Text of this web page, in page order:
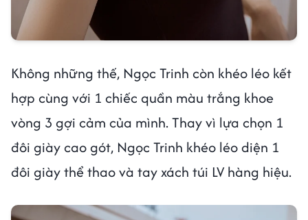
Không những thế, Ngọc Trinh còn khéo léo kết
hợp cùng với 1 chiếc quần màu trắng khoe
vòng 3 gợi cảm của mình. Thay vì lựa chọn 1
đôi giày cao gót, Ngọc Trinh khéo léo diện 1
đôi giày thể thao và tay xách túi LV hàng hiệu.